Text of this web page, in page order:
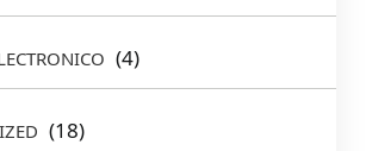
(4)
(18)